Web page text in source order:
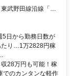
場有)
・さいたま市・足
広いエリアからア
5日から勤務日数が
たり…1万2828円稼
28万円も可能！稼
のカンタンな軽作